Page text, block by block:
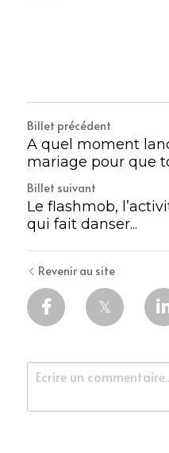
Billet précédent
A quel moment
mariage pour que
Billet suivant
Le flashmob,
qui fait danser...
Revenir au site